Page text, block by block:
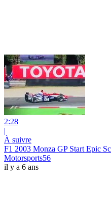
2:28
|
À suivre
F1 2003 Monza GP Start Epic
Motorsports56
il y a 6 ans